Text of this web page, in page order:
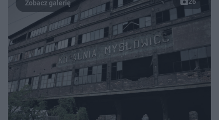
26